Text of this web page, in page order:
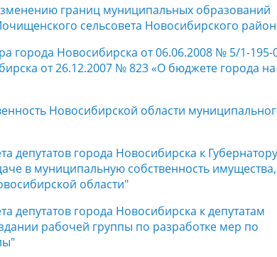
границ муниципальных образований
сельсовета Новосибирского
города Новосибирска от 06.06.2008 № 5/1-195-
от 26.12.2007 № 823 «О бюджете города на
Новосибирской области
города Новосибирска к Губернатору
в муниципальную собственность имущества,
области"
города Новосибирска к депутатам
рабочей группы по разработке мер по